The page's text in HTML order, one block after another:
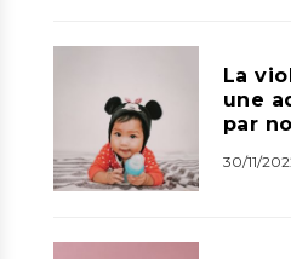
La
une
par
30/11/